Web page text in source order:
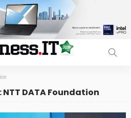
DATA Foundation